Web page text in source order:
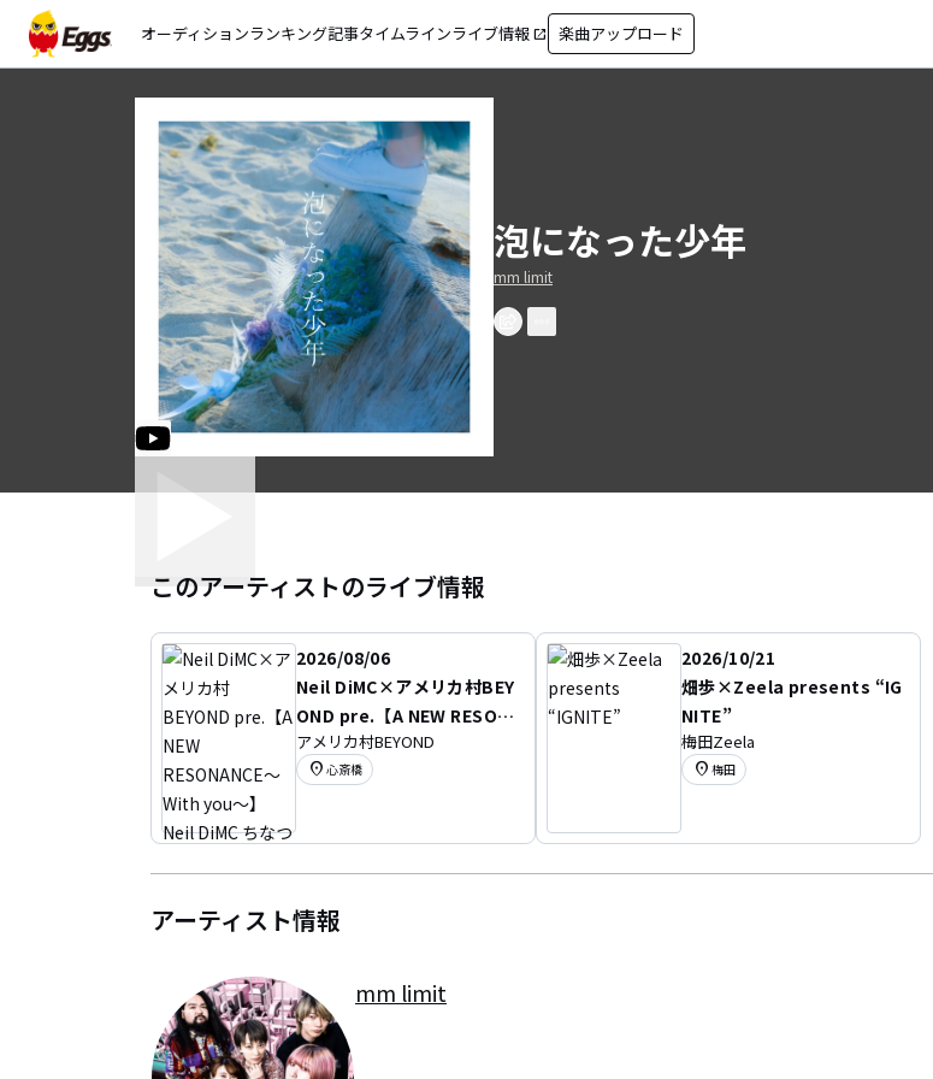
オーディションランキング記事タイムラインライブ情報 open_in_new 楽曲アップロード
泡になった少年
mm limit
このアーティストのライブ情報
2026/08/06
Neil DiMC×アメリカ村BEY
OND pre.【A NEW RESON
ANCE〜With you〜】Neil
DiMC ちなつ生誕2026
アメリカ村BEYOND
location_on 心斎橋
2026/10/21
畑歩×Zeela presents “IG
NITE”
梅田Zeela
location_on 梅田
アーティスト情報
mm limit